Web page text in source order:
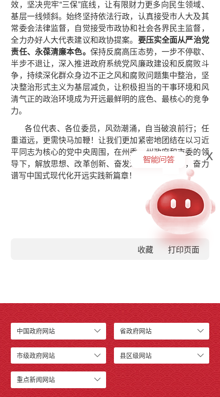
效，坚决兜牢“三保”底线，让有限财力更多向民生领域、
基层一线倾斜。始终坚持依法行政，认真接受市人大及其
常委会法律监督，自觉接受市政协和社会各界民主监督，
全力办好人大代表建议和政协提案。 要压实全面从严治党
责任、永葆清廉本色。 保持反腐高压态势，一步不停歇、
半步不退让，深入推进政府系统党风廉政建设和反腐败斗
争，持续深化群众身边不正之风和腐败问题集中整治，坚
决整治形式主义为基层减负，让积极担当的干事环境和风
清气正的政治环境成为开远最鲜明的底色、最核心的竞争
力。
各位代表、各位委员，风劲潮涌，自当破浪前行；任
重道远，更需快马加鞭！让我们更加紧密地团结在以习近
平同志为核心的党中央周围，在州委、州政府和市委的领
导下，解放思想、改革创新、奋发进取、真抓实干，奋力
谱写中国式现代化开远实践新篇章！
收藏
中国政府网站 省政府网站
市级政府网站 县区级网站
重点新闻网站
x